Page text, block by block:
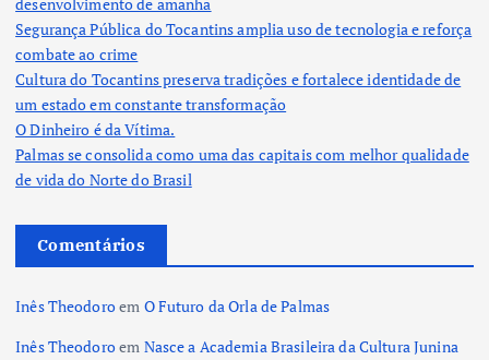
desenvolvimento de amanhã
Segurança Pública do Tocantins amplia uso de tecnologia e reforça
combate ao crime
Cultura do Tocantins preserva tradições e fortalece identidade de
um estado em constante transformação
O Dinheiro é da Vítima.
Palmas se consolida como uma das capitais com melhor qualidade
de vida do Norte do Brasil
Comentários
Inês Theodoroem O Futuro da Orla de Palmas
Inês Theodoroem Nasce a Academia Brasileira da Cultura Junina